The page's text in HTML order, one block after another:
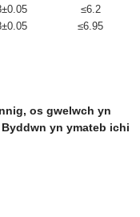
≤6.2
≤6.95
os gwelwch yn
yn ymateb ichi